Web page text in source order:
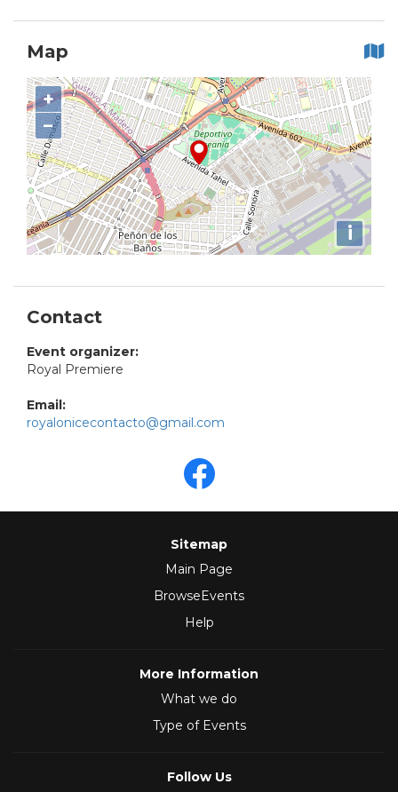
Map
+
−
i
Contact
Event organizer:
Royal Premiere
Email:
royalonicecontacto@gmail.com
Sitemap
Main Page
BrowseEvents
Help
More Information
What we do
Type of Events
Follow Us